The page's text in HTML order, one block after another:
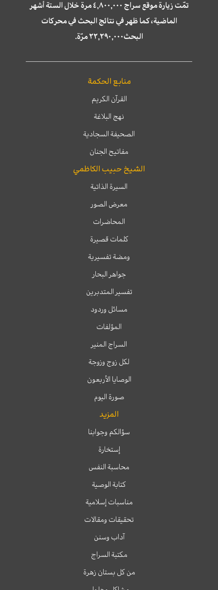
تمّت زيارة موقع سراج ٤,٨٠٠,٠٠٠ مرة خلال الستة أشهر
الماضية، كما ظهر في نتائج البحث في محركات
البحث٢٢,٢٩٠,٠٠٠ مرّة.
منابع الحكمة
القرآن الكريم
نهج البلاغة
الصحيفة السجادية
مفاتيح الجنان
الشيخ حبيب الكاظمي
السيرة الذاتية
معرض الصور
المحاضرات
كلمات قصيرة
ومضة تفسيرية
جواهر البحار
تفسير المتدبرين
مسائل وردود
المؤلفات
السراج المنير
لكل زوج وزوجة
الوصايا الأربعون
صورة اليوم
المزيد
سؤالكم وجوابنا
إستخارة
محاسبة النفس
كتابة الوصية
مناسبات إسلامية
تحقيقات ومقالات
آداب وسنن
مكتبة السراج
من كل بستان زهرة